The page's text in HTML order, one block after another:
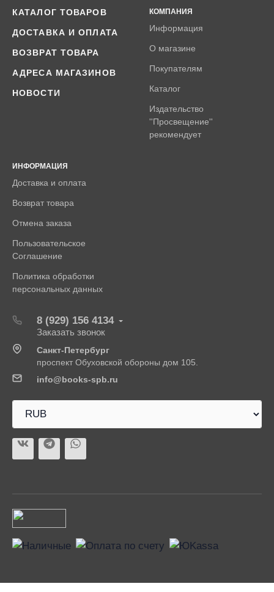
КАТАЛОГ ТОВАРОВ
ДОСТАВКА И ОПЛАТА
ВОЗВРАТ ТОВАРА
АДРЕСА МАГАЗИНОВ
НОВОСТИ
КОМПАНИЯ
Информация
О магазине
Покупателям
Каталог
Издательство
''Просвещение''
рекомендует
ИНФОРМАЦИЯ
Доставка и оплата
Возврат товара
Отмена заказа
Пользовательское
Соглашение
Политика обработки
персональных данных
8 (929) 156 4134
Заказать звонок
Санкт-Петербург
проспект Обуховской обороны дом 105.
info@books-spb.ru